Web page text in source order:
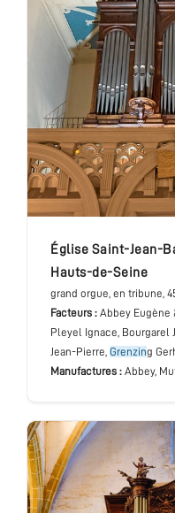
église Saint-Jean-
Hauts-de-Seine
grand orgue, en tribune,
Facteurs : Abbey Eugène
Pleyel Ignace, Bourgarel
Jean-Pierre, Grenzing
Manufactures : Abbey,